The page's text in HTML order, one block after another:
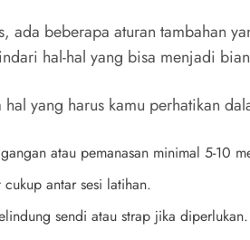
ada beberapa aturan tambahan
hal-hal yang bisa menjadi
yang harus kamu perhatikan
atau pemanasan minimal 5-10
cukup antar sesi latihan.
sendi atau strap jika diperlukan.